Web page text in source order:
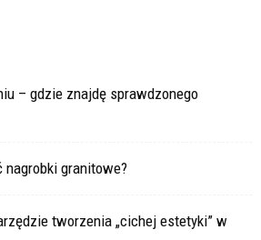
– gdzie znajdę sprawdzonego
granitowe?
tworzenia „cichej estetyki” w